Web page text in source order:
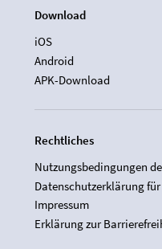
Download
iOS
Android
APK-Download
Rechtliches
Nutzungsbedingungen
Datenschutzerklärung für
Impressum
Erklärung zur